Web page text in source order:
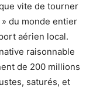
vite de tourner
du monde entier
aérien local.
raisonnable
de 200 millions
saturés, et